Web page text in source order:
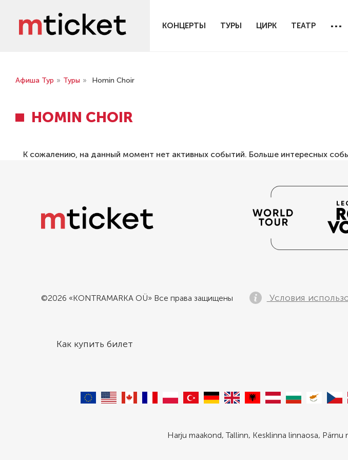
КОНЦЕРТЫ ТУРЫ ЦИРК ТЕАТР ...
Афиша Тур » Туры » Homin Choir
HOMIN CHOIR
К сожалению, на данный момент нет активных событий. Больше интересных
©2026 «KONTRAMARKA OÜ» Все права защищены Условия
Как купить билет
Harju maakond, Tallinn, Kesklinna linnaosa,